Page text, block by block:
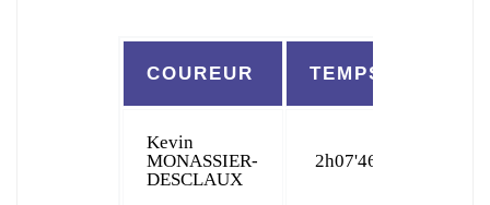
COUREUR TEMPS
Kevin
MONASSIER-
DESCLAUX
2h07'46